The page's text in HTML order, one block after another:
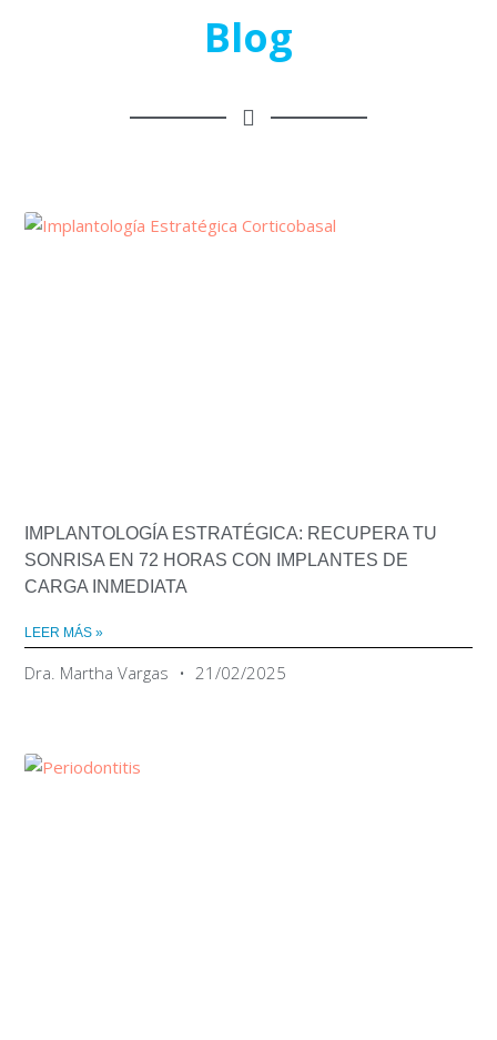
Blog
IMPLANTOLOGÍA ESTRATÉGICA: RECUPERA TU
SONRISA EN 72 HORAS CON IMPLANTES DE
CARGA INMEDIATA
LEER MÁS »
Dra. Martha Vargas 21/02/2025